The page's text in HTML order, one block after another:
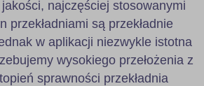
najczęściej stosowanymi
przekładniami są przekładnie
w aplikacji niezwykle istotna
wysokiego przełożenia z
sprawności przekładnia